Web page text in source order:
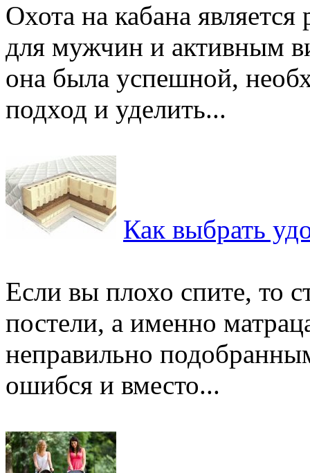
Охота на кабана
для мужчин и активным
она была успешной,
подход и уделить...
Как выбрать
Если вы плохо спите, то
постели, а именно
неправильно
ошибся и вместо...